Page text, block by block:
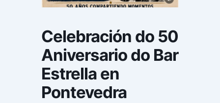
Celebración do 50
Aniversario do Bar
Estrella en
Pontevedra